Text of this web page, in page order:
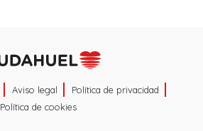
Aviso legal
Política de privacidad
Política de cookies